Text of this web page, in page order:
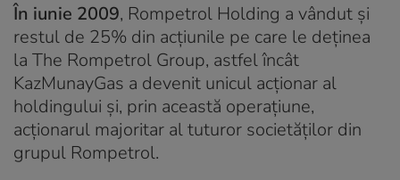
În iunie 2009, Rompetrol Holding a vândut și
restul de 25% din acțiunile pe care le deținea
la The Rompetrol Group, astfel încât
KazMunayGas a devenit unicul acționar al
holdingului și, prin această operațiune,
acționarul majoritar al tuturor societăților din
grupul Rompetrol.